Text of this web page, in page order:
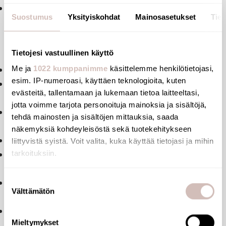
Suostumus Yksityiskohdat Mainosasetukset
Tietojesi vastuullinen käyttö
Me ja 1022 kumppanimme käsittelemme henkilötietojasi,
esim. IP-numeroasi, käyttäen teknologioita, kuten
evästeitä, tallentamaan ja lukemaan tietoa laitteeltasi,
jotta voimme tarjota personoituja mainoksia ja sisältöjä,
tehdä mainosten ja sisältöjen mittauksia, saada
näkemyksiä kohdeyleisöstä sekä tuotekehitykseen
liittyvistä syistä. Voit valita, kuka käyttää tietojasi ja mihin
tarkoituksiin.
Kerätä tietoja maantieteellisestä sijainnistasi,
Tunnistaa laitteesi skannaamalla sen ominaispiirteitä
valinta
Välttämätön
Mieltymykset
pesuallashanasarja osa 2/2:
Paristokäyttöinen CR123 6V litiumparistoilla
Satiininen ruostumaton teräslevy 145 x 145 mm
integroidulla elektroniikalla
Virtausnopeus esiasetettu 3 l/min ja 3 bar, voidaan
säätää välillä 1,4 - 6 lpm
Kalkkeutumista ehkäisevä suutin
Automaattinen huuhtelu (~60 sekuntia 24 h viimeisen
Aktiivinen infrapuna liiketunnistus optimoitu hanan
päässä